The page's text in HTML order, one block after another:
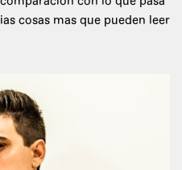
cosas mas que pueden leer